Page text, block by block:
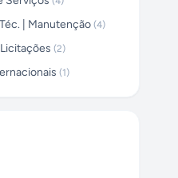
| Manutenção (4)
(2)
(1)